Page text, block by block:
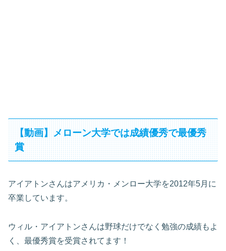
【動画】メローン大学では成績優秀で最優秀
賞
アイアトンさんはアメリカ・メンロー大学を2012年5月に
卒業しています。
ウィル・アイアトンさんは野球だけでなく勉強の成績もよ
く、最優秀賞を受賞されてます！